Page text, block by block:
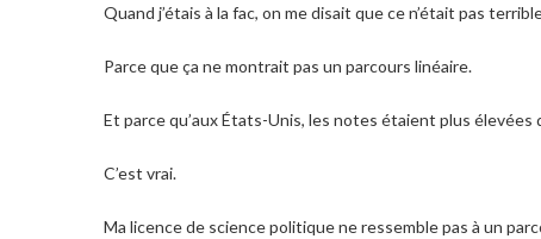
Quand j’étais à la fac, on me disait que ce n’était pas
Parce que ça ne montrait pas un parcours linéaire.
Et parce qu’aux États-Unis, les notes étaient plus élevées
C’est vrai.
Ma licence de science politique ne ressemble pas à un